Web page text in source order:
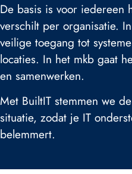
De basis is voor iedereen
verschilt per organisatie.
veilige toegang tot
locaties. In het mkb gaat
en samenwerken.
Met BuiltIT stemmen we
situatie, zodat je IT
belemmert.